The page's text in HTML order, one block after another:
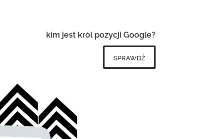
kim jest król pozycji Google?
sprawdź